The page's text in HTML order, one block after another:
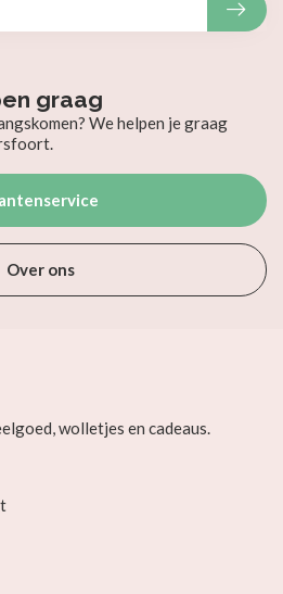
graag
We helpen je graag
Over ons
wolletjes en cadeaus.